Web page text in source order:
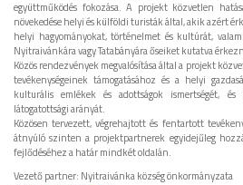
együttműködés fokozása. A projekt közvetlen
növekedése helyi és külföldi turisták által, akik azért
helyi hagyományokat, történelmet és kultúrát,
Nyitraivánkára vagy Tatabányára őseiket kutatva
Közös rendezvények megvalósítása által a projekt
tevékenységeinek támogatásához és a helyi
kulturális emlékek és adottságok ismertségét,
látogatottsági arányát.
Közösen tervezett, végrehajtott és fentartott
átnyúló szinten a projektpartnerek egyidejűleg
fejlődéséhez a határ mindkét oldalán.
Vezető partner: Nyitraivánka község önkormányzata